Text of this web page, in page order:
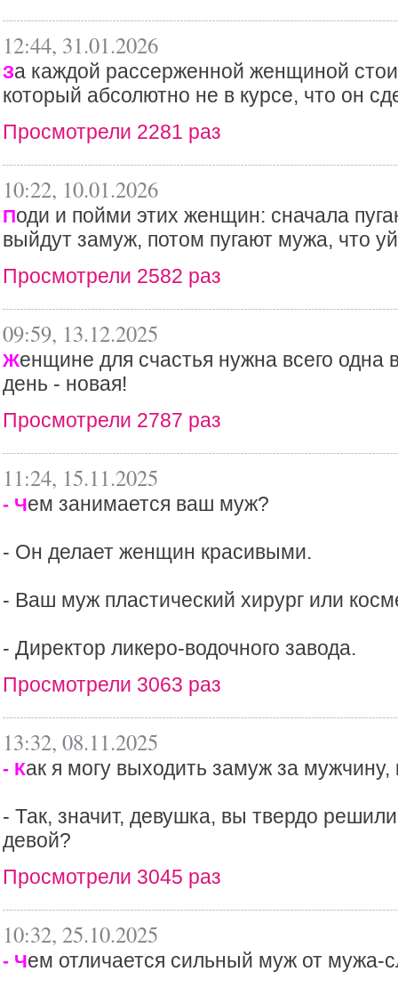
12:44, 31.01.2026
За каждой рассерженной женщиной
который абсолютно не в курсе, что он
Просмотрели 2281 раз
10:22, 10.01.2026
Поди и пойми этих женщин: сначала
выйдут замуж, потом пугают мужа, что
Просмотрели 2582 раз
09:59, 13.12.2025
Женщине для счастья нужна всего
день - новая!
Просмотрели 2787 раз
11:24, 15.11.2025
- Чем занимается ваш муж?
- Он делает женщин красивыми.
- Ваш муж пластический хирург или
- Директор ликеро-водочного завода.
Просмотрели 3063 раз
13:32, 08.11.2025
- Как я могу выходить замуж за
- Так, значит, девушка, вы твердо
девой?
Просмотрели 3045 раз
10:32, 25.10.2025
- Чем отличается сильный муж от мужа-